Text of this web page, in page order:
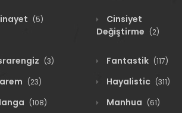
(5)
Cinsiyet
Değiştirme (2)
(3) Fantastik (117)
(23) Hayalistic (311)
(108) Manhua (61)